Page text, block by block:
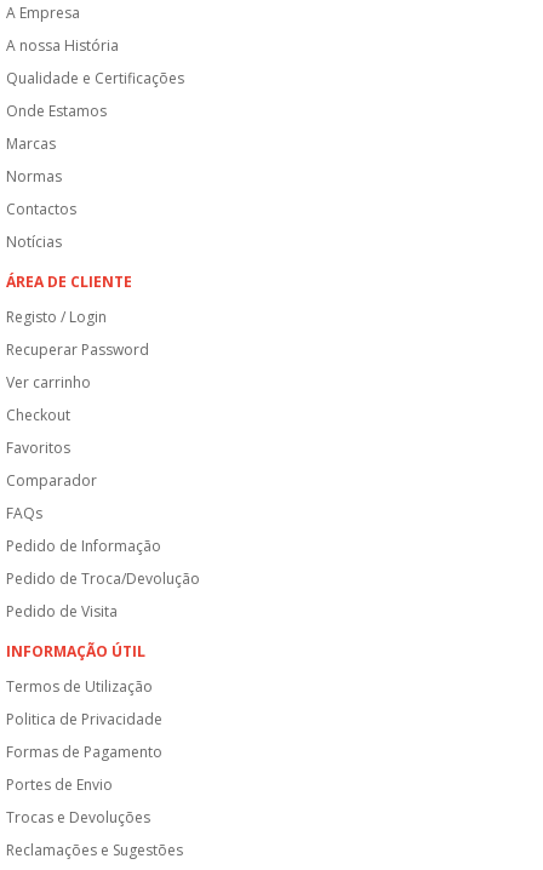
A Empresa
A nossa História
Qualidade e Certificações
Onde Estamos
Marcas
Normas
Contactos
Notícias
ÁREA DE CLIENTE
Registo / Login
Recuperar Password
Ver carrinho
Checkout
Favoritos
Comparador
FAQs
Pedido de Informação
Pedido de Troca/Devolução
Pedido de Visita
INFORMAÇÃO ÚTIL
Termos de Utilização
Politica de Privacidade
Formas de Pagamento
Portes de Envio
Trocas e Devoluções
Reclamações e Sugestões